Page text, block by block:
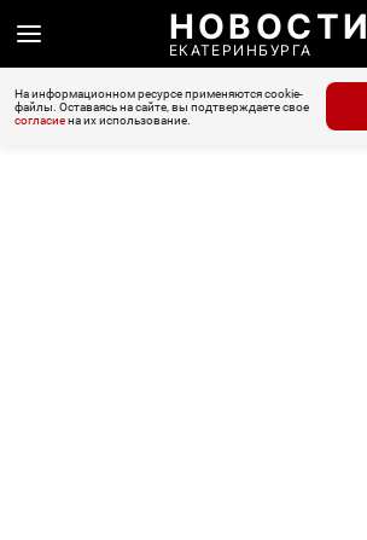
НОВОСТИ
ЕКАТЕРИНБУРГА
На информационном ресурсе применяются cookie-
файлы. Оставаясь на сайте, вы подтверждаете свое
согласиена их использование.